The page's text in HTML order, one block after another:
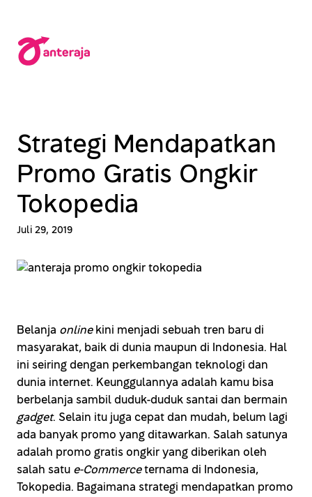
konten
Strategi Mendapatkan
Promo Gratis Ongkir
Tokopedia
Juli 29, 2019
Belanja onlinekini menjadi sebuah tren baru di
masyarakat, baik di dunia maupun di Indonesia. Hal
ini seiring dengan perkembangan teknologi dan
dunia internet. Keunggulannya adalah kamu bisa
berbelanja sambil duduk-duduk santai dan bermain
gadget. Selain itu juga cepat dan mudah, belum lagi
ada banyak promo yang ditawarkan. Salah satunya
adalah promo gratis ongkir yang diberikan oleh
salah satu e-Commerceternama di Indonesia,
Tokopedia. Bagaimana strategi mendapatkan promo